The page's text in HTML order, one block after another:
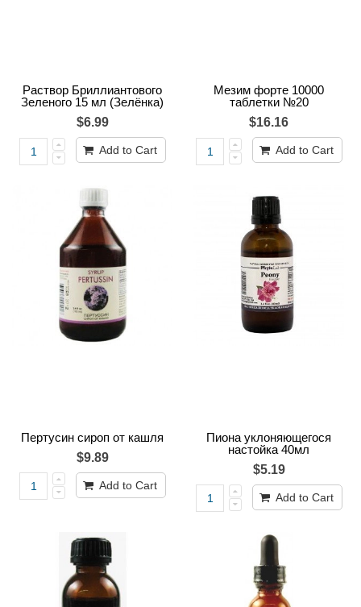
Раствор Бриллиантового
Зеленого 15 мл (Зелёнка)
$6.99
Add to Cart
Мезим форте 10000
таблетки №20
$16.16
Add to Cart
Пертусин сироп от кашля
$9.89
Add to Cart
Пиона уклоняющегося
настойка 40мл
$5.19
Add to Cart